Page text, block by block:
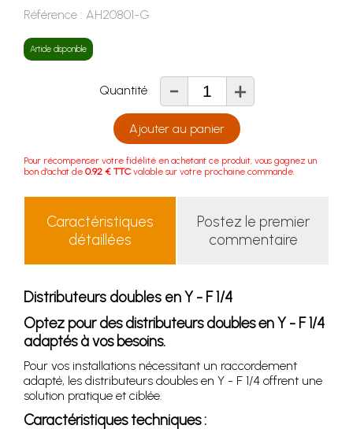
Référence : AH20801-G
Article disponible
Quantité - +
Ajouter au panier
Pour récompenser votre fidélité en achetant ce produit, vous gagnez un
bon d'achat de 0.92 € TTC valable sur votre prochaine commande.
Caractéristiques
détaillées
Postez le premier
commentaire
Distributeurs doubles en Y - F 1/4
Optez pour des distributeurs doubles en Y - F 1/4
adaptés à vos besoins.
Pour vos installations nécessitant un raccordement
adapté, les distributeurs doubles en Y - F 1/4 offrent une
solution pratique et ciblée.
Caractéristiques techniques :